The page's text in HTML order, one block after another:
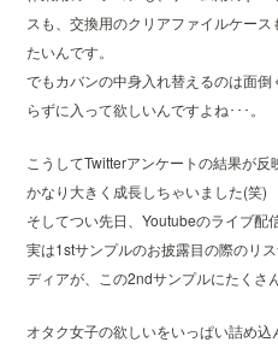
スも、交換用のクリアファイルケー
たいんです。
でもカバンの中身入れ替えるのは面
らずに入って欲しいんですよね･･･。
こうしてTwitterアンケートの結果が
かなり大きく成長しちゃいました(笑)
そしてつい先日、Youtubeのライブ配
実は1stサンプルのお披露目の際のリ
ディアが、この2ndサンプルにたくさ
オタク女子の欲しいをいっぱい詰め